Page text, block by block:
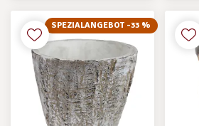
SPEZIALANGEBOT -33 %